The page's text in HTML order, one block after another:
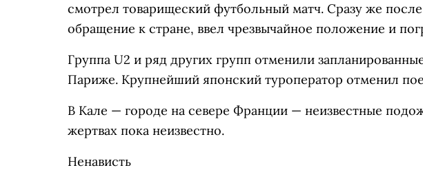
смотрел товарищеский футбольный матч. Сразу же после
обращение к стране, ввел чрезвычайное положение и
Группа U2 и ряд других групп отменили
Париже. Крупнейший японский туроператор отменил
В Кале — городе на севере Франции — неизвестные
жертвах пока неизвестно.
Ненависть